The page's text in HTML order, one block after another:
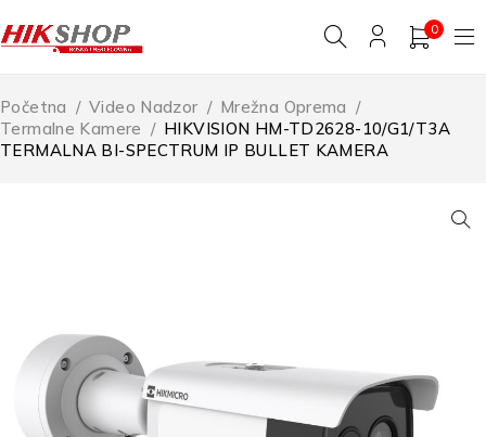
0
Početna / Video Nadzor / Mrežna Oprema /
Termalne Kamere / HIKVISION HM-TD2628-10/G1/T3A
TERMALNA BI-SPECTRUM IP BULLET KAMERA